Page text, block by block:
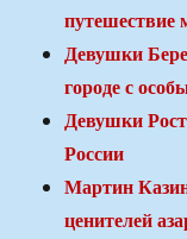
путешествие
Девушки
городе с
Девушки
России
Мартин
ценителей